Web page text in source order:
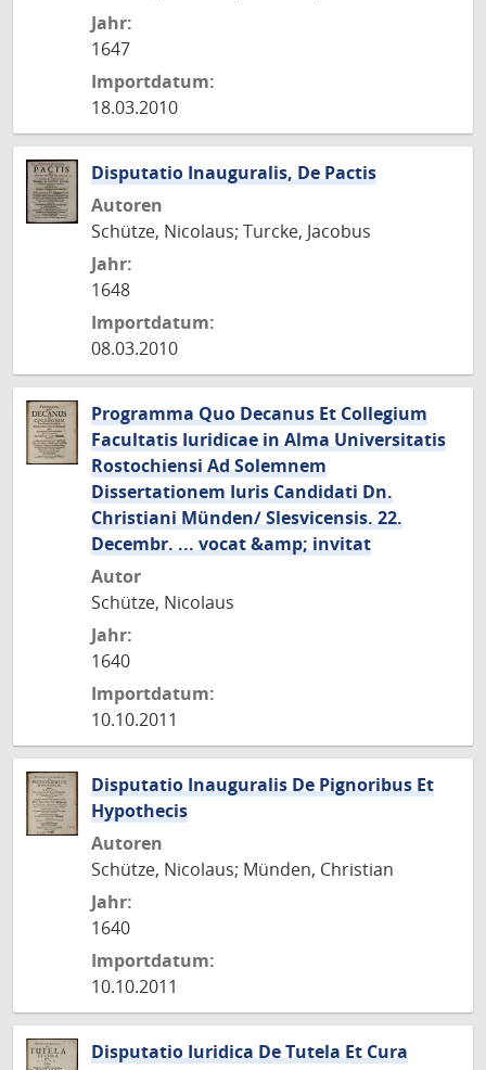
Jahr:
1647
Importdatum:
18.03.2010
Disputatio Inauguralis, De Pactis
Autoren
Schütze, Nicolaus; Turcke, Jacobus
Jahr:
1648
Importdatum:
08.03.2010
Programma Quo Decanus Et Collegium
Facultatis Iuridicae in Alma Universitatis
Rostochiensi Ad Solemnem
Dissertationem Iuris Candidati Dn.
Christiani Münden/ Slesvicensis. 22.
Decembr. ... vocat &amp; invitat
Autor
Schütze, Nicolaus
Jahr:
1640
Importdatum:
10.10.2011
Disputatio Inauguralis De Pignoribus Et
Hypothecis
Autoren
Schütze, Nicolaus; Münden, Christian
Jahr:
1640
Importdatum:
10.10.2011
Disputatio Iuridica De Tutela Et Cura